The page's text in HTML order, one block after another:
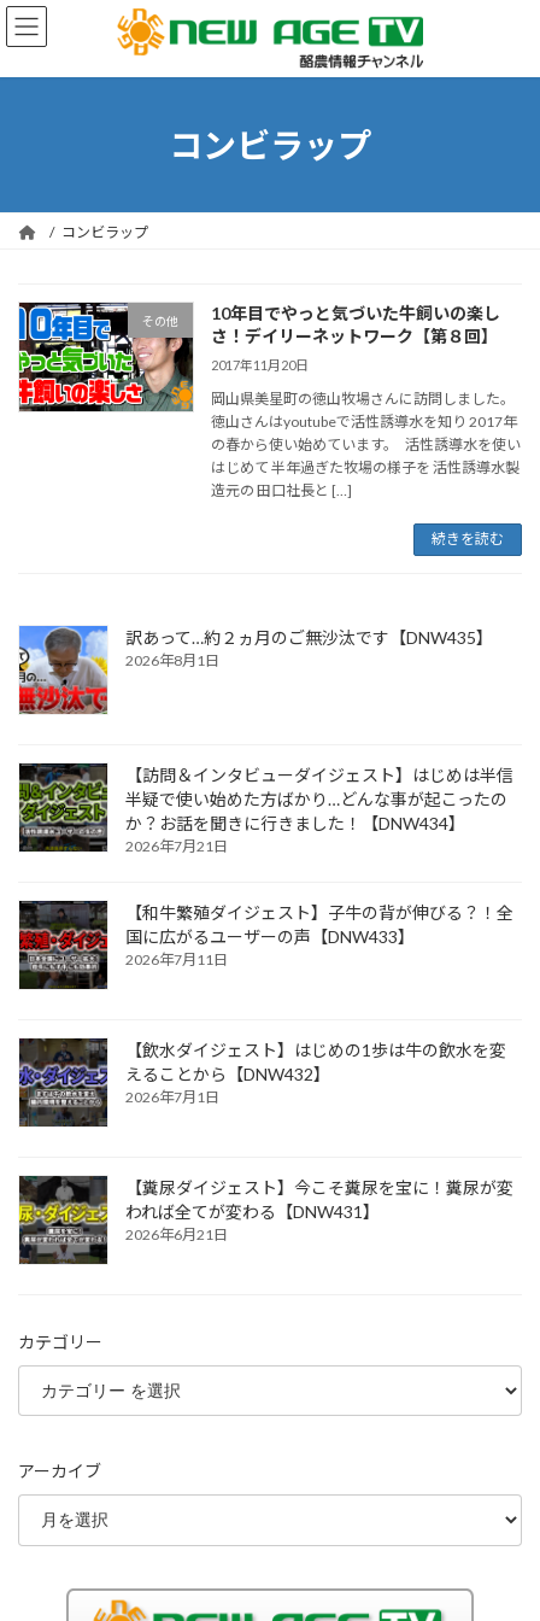
コ
ン
ン
ナ
ビ
ー
コンビラップ
コンビラップ
その他
10年目でやっと気づいた牛飼いの楽し
さ！デイリーネットワーク【第８回】
2017年11月20日
岡山県美星町の徳山牧場さんに訪問しました。
徳山さんはyoutubeで活性誘導水を知り 2017年
の春から使い始めています。 活性誘導水を使い
はじめて 半年過ぎた牧場の様子を 活性誘導水製
造元の 田口社長と […]
続きを読む
訳あって…約２ヵ月のご無沙汰です【DNW435】
2026年8月1日
【訪問＆インタビューダイジェスト】はじめは半信
半疑で使い始めた方ばかり…どんな事が起こったの
か？お話を聞きに行きました！【DNW434】
2026年7月21日
【和牛繁殖ダイジェスト】子牛の背が伸びる？！全
国に広がるユーザーの声【DNW433】
2026年7月11日
【飲水ダイジェスト】はじめの1歩は牛の飲水を変
えることから【DNW432】
2026年7月1日
【糞尿ダイジェスト】今こそ糞尿を宝に！糞尿が変
われば全てが変わる【DNW431】
2026年6月21日
カテゴリー
アーカイブ